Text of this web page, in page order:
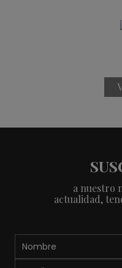
a nuestro
actualidad,